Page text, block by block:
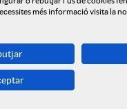
& YOU núm.12
més informació visita la